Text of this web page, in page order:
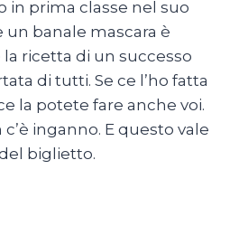
in prima classe nel suo
banale mascara è
ricetta di un successo
di tutti. Se ce l’ho fatta
la potete fare anche voi.
inganno. E questo vale
biglietto.